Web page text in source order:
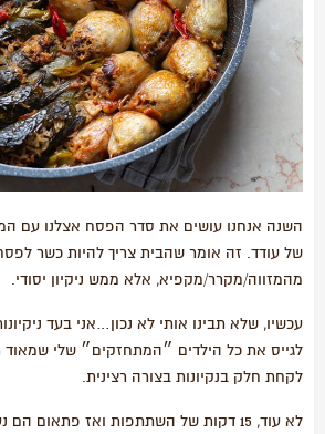
השנה אנחנו עושים את סדר הפסח אצלנו עם
של עודד. זה אומר שהבית צריך להיות כשר
מהמזווה/מקרר/מקפיא, אלא ממש ניקיון יסודי.
עכשיו, שלא תבינו אותי לא נכון…אני בעד
לגייס את כל הילדים ״המתחזקים״ שלי שמאוד
לקחת חלק בנקיונות בצורה רצינית.
לא עוד, 15 דקות של השתתפות ואז פתאום